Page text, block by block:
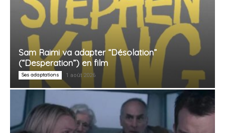
Sam Raimi va adapter “Désolation”
(“Desperation”) en film
Ses adaptations 1 août 2026